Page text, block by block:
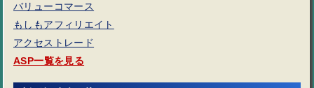
バリューコマース
もしもアフィリエイト
アクセストレード
ASP一覧を見る